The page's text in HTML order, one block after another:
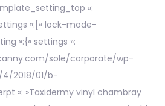
»:
»:[« lock-mode-
»:{« settings »:
sole/corporate/wp-
2018/01/b-
»: »Taxidermy vinyl chambray